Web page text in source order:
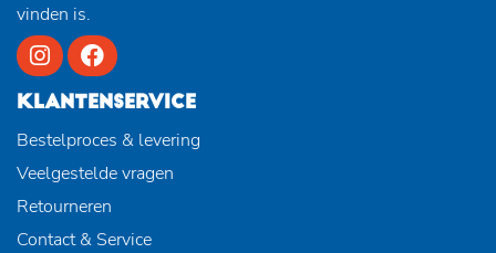
vinden is.
KLANTENSERVICE
Bestelproces & levering
Veelgestelde vragen
Retourneren
Contact & Service